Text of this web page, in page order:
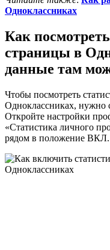
Одноклассниках
Как
страницы в
данные там
Чтобы посмотреть
Одноклассниках, нужно
Откройте настройки
«Статистика личного
рядом в положение ВКЛ.